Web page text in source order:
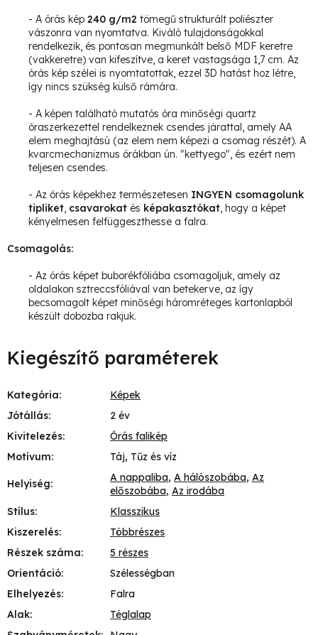
- A órás kép 240 g/m2 tömegű strukturált poliészter
vászonra van nyomtatva. Kiváló tulajdonságokkal
rendelkezik, és pontosan megmunkált belső MDF keretre
(vakkeretre) van kifeszítve, a keret vastagsága 1,7 cm. Az
órás kép szélei is nyomtatottak, ezzel 3D hatást hoz létre,
így nincs szükség külső rámára.
- A képen található mutatós óra minőségi quartz
óraszerkezettel rendelkeznek csendes járattal, amely AA
elem meghajtású (az elem nem képezi a csomag részét). A
kvarcmechanizmus órákban ún. "kettyego", és ezért nem
teljesen csendes.
- Az órás képekhez természetesen INGYEN csomagolunk
tipliket, csavarokat és képakasztókat, hogy a képet
kényelmesen felfüggeszthesse a falra.
Csomagolás:
- Az órás képet buborékfóliába csomagoljuk, amely az
oldalakon sztreccsfóliával van betekerve, az így
becsomagolt képet minőségi háromréteges kartonlapból
készült dobozba rakjuk.
Kiegészítő paraméterek
Kategória:
Képek
Jótállás:
2 év
Kivitelezés:
Órás falikép
Motívum: Táj, Tűz és víz
Helyiség: A nappaliba, A hálószobába, Az
előszobába, Az irodába
Stílus:
Klasszikus
Kiszerelés:
Többrészes
Részek száma:
5 részes
Orientáció:
Szélességban
Elhelyezés:
Falra
Alak:
Téglalap